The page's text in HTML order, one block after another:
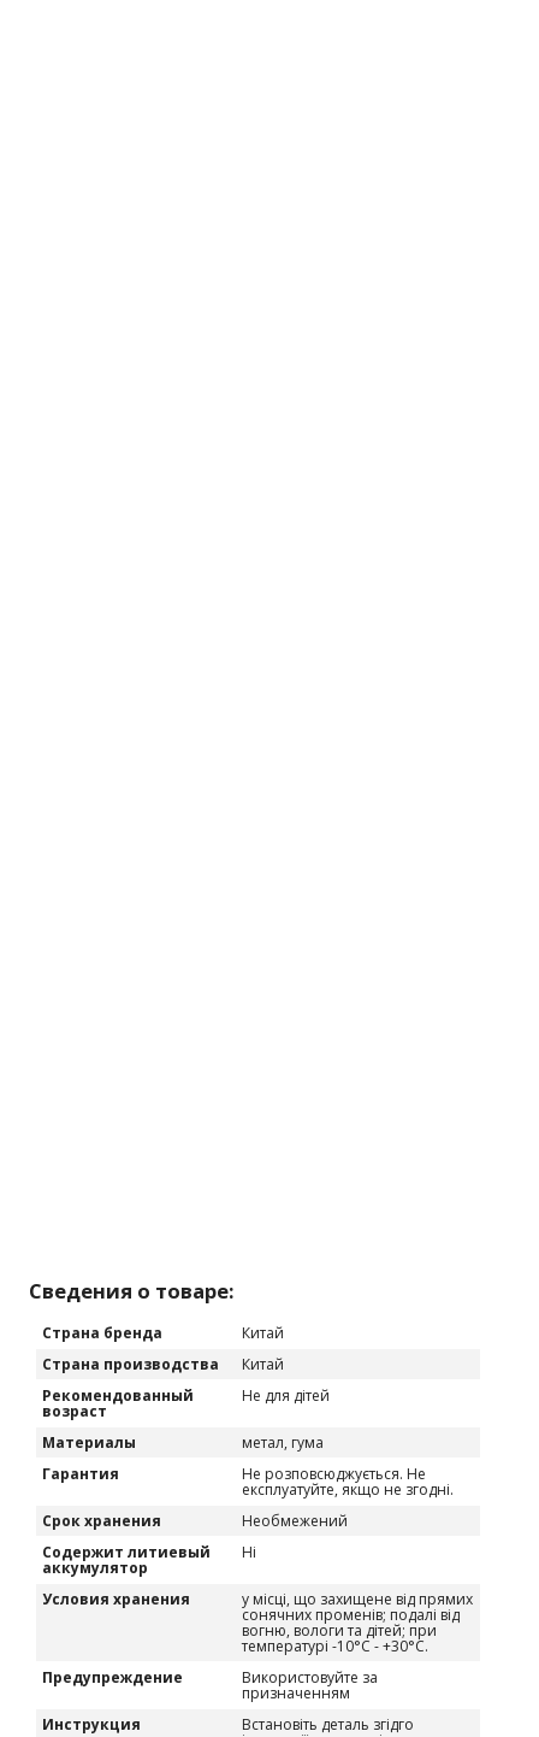
Сведения о товаре:
Страна бренда
Китай
Страна производства
Китай
Рекомендованный
возраст
Не для дітей
Материалы
метал, гума
Гарантия
Не розповсюджується. Не
експлуатуйте, якщо не згодні.
Срок хранения
Необмежений
Содержит литиевый
аккумулятор
Ні
Условия хранения у місці, що захищене від прямих
сонячних променів; подалі від
вогню, вологи та дітей; при
температурі -10°C - +30°C.
Предупреждение
Використовуйте за
призначенням
Инструкция
Встановіть деталь згідго